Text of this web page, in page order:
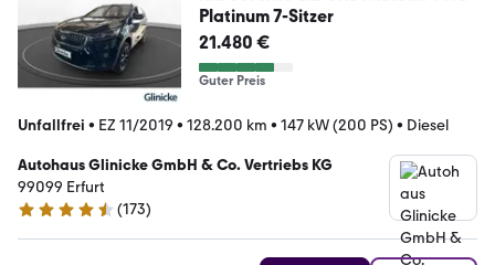
Platinum 7-Sitzer
21.480 €
Guter Preis
Unfallfrei • EZ 11/2019 • 128.200 km • 147 kW (200 PS) • Diesel
Autohaus Glinicke GmbH & Co. Vertriebs KG
99099 Erfurt
4.4 Sterne
(173)